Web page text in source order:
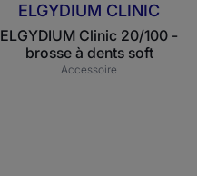
ELGYDIUM CLINIC
ELGYDIUM Clinic 20/100 -
brosse à dents soft
Accessoire